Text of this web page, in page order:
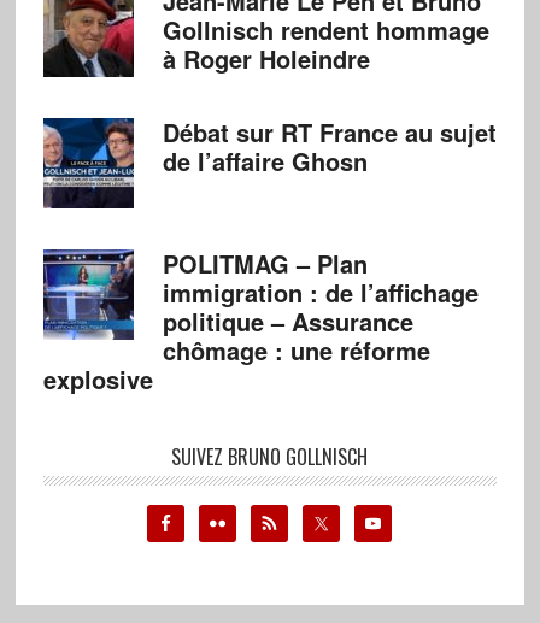
Gollnisch rendent hommage
à Roger Holeindre
Débat sur RT France au sujet
de l’affaire Ghosn
POLITMAG – Plan
immigration : de l’affichage
politique – Assurance
chômage : une réforme
explosive
SUIVEZ BRUNO GOLLNISCH